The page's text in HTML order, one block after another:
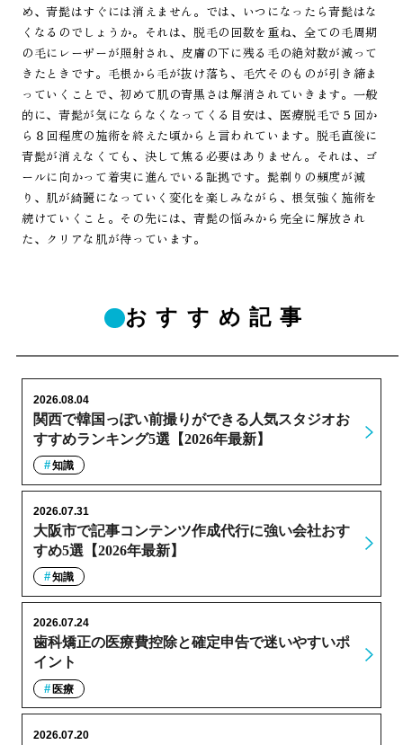
め、青髭はすぐには消えません。では、いつになったら青髭はな
くなるのでしょうか。それは、脱毛の回数を重ね、全ての毛周期
の毛にレーザーが照射され、皮膚の下に残る毛の絶対数が減って
きたときです。毛根から毛が抜け落ち、毛穴そのものが引き締ま
っていくことで、初めて肌の青黒さは解消されていきます。一般
的に、青髭が気にならなくなってくる目安は、医療脱毛で５回か
ら８回程度の施術を終えた頃からと言われています。脱毛直後に
青髭が消えなくても、決して焦る必要はありません。それは、ゴ
ールに向かって着実に進んでいる証拠です。髭剃りの頻度が減
り、肌が綺麗になっていく変化を楽しみながら、根気強く施術を
続けていくこと。その先には、青髭の悩みから完全に解放され
た、クリアな肌が待っています。
おすすめ記事
関西で韓国っぽい前撮りができる人気スタジオお
すすめランキング5選【2026年最新】
2026.08.04
知識
大阪市で記事コンテンツ作成代行に強い会社おす
すめ5選【2026年最新】
2026.07.31
知識
歯科矯正の医療費控除と確定申告で迷いやすいポ
イント
2026.07.24
医療
2026.07.20